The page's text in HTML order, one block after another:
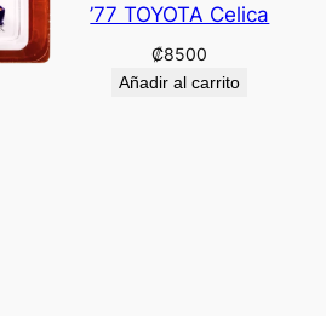
’77 TOYOTA Celica
₡8500
Añadir al carrito